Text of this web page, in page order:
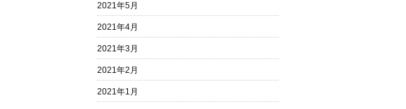
2021年5月
2021年4月
2021年3月
2021年2月
2021年1月